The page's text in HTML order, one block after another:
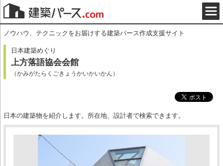
ノウハウ、テクニックをお届けする建築パース作成支援サイト
日本建築めぐり
上方落語協会会館
（かみがたらくごきょうかいかいかん）
日本の建築物を紹介します。所在地、設計者で検索できます。